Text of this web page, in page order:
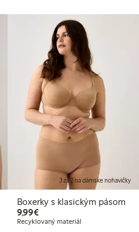
3 za 2 na dámske nohavičky
Boxerky s klasickým pásom
9,99€9,99 €
Recyklovaný materiál